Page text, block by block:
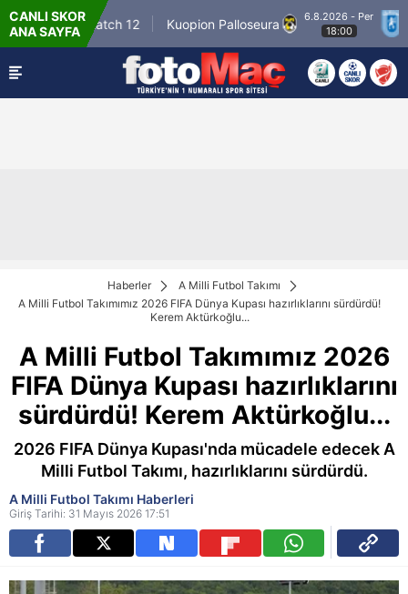
CANLI SKOR
ANA SAYFA
Winner Match 12 Kuopion Palloseura
6.8.2026 - Per
18:00
CS
Haberler
A Milli Futbol Takımı
A Milli Futbol Takımımız 2026 FIFA Dünya Kupası hazırlıklarını sürdürdü!
Kerem Aktürkoğlu...
A Milli Futbol Takımımız 2026
FIFA Dünya Kupası hazırlıklarını
sürdürdü! Kerem Aktürkoğlu...
2026 FIFA Dünya Kupası'nda mücadele edecek A
Milli Futbol Takımı, hazırlıklarını sürdürdü.
A Milli Futbol Takımı Haberleri
Giriş Tarihi: 31 Mayıs 2026 17:51